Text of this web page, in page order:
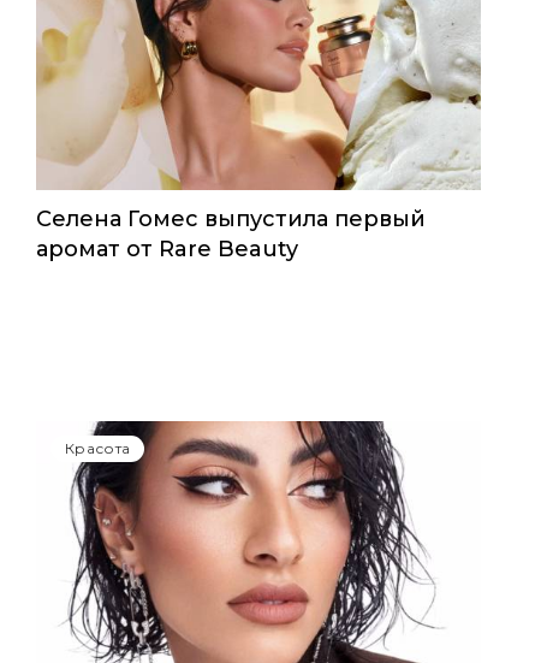
Селена Гомес выпустила первый
аромат от Rare Beauty
Красота